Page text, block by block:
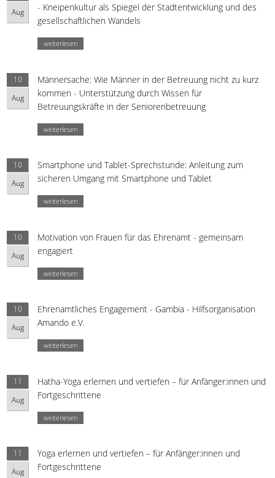
Aug
- Kneipenkultur als Spiegel der Stadtentwicklung und des
gesellschaftlichen Wandels
weiterlesen
10
Aug
Männersache: Wie Männer in der Betreuung nicht zu kurz
kommen - Unterstützung durch Wissen für
Betreuungskräfte in der Seniorenbetreuung
weiterlesen
10
Aug
Smartphone und Tablet-Sprechstunde: Anleitung zum
sicheren Umgang mit Smartphone und Tablet
weiterlesen
10
Aug
Motivation von Frauen für das Ehrenamt - gemeinsam
engagiert
weiterlesen
10
Aug
Ehrenamtliches Engagement - Gambia - Hilfsorganisation
Amando e.V.
weiterlesen
11
Aug
Hatha-Yoga erlernen und vertiefen – für Anfänger:innen und
Fortgeschrittene
weiterlesen
11
Aug
Yoga erlernen und vertiefen – für Anfänger:innen und
Fortgeschrittene